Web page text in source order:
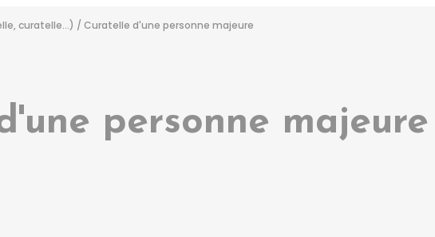
curatelle...) / Curatelle d'une personne majeure
personne majeure